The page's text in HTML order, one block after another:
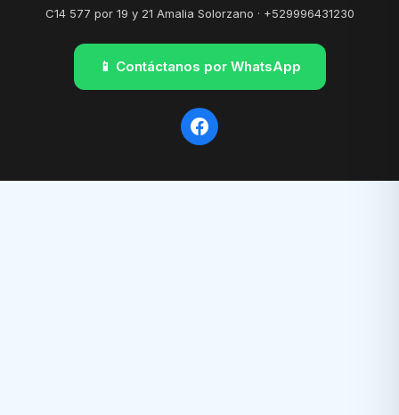
C14 577 por 19 y 21 Amalia Solorzano · +529996431230
📱 Contáctanos por WhatsApp